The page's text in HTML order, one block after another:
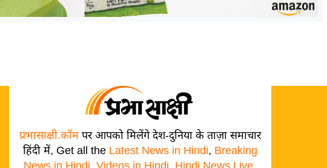
प्रभासाक्षी.कॉमपर आपको मिलेंगे देश-दुनिया के ताज़ा समाचार
हिंदी में, Get all the Latest News in Hindi, Breaking